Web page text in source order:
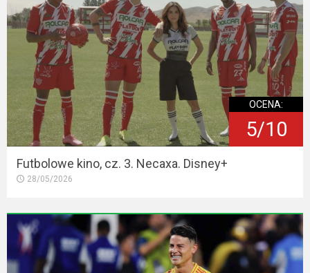
OCENA:
5/10
Futbolowe kino, cz. 3. Necaxa. Disney+
28/05/2026